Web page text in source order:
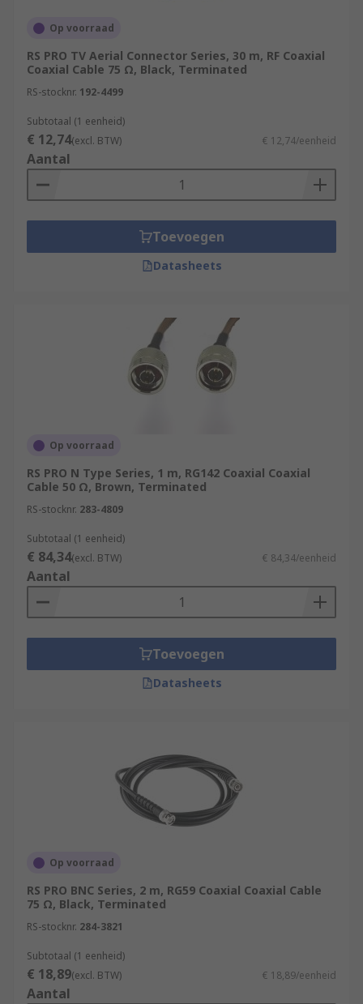
Op voorraad
RS PRO TV Aerial Connector Series, 30 m, RF Coaxial
Coaxial Cable 75 Ω, Black, Terminated
RS-stocknr. 192-4499
Subtotaal (1 eenheid)
€ 12,74(excl. BTW) € 12,74/eenheid
Aantal
Toevoegen
Datasheets
Op voorraad
RS PRO N Type Series, 1 m, RG142 Coaxial Coaxial
Cable 50 Ω, Brown, Terminated
RS-stocknr. 283-4809
Subtotaal (1 eenheid)
€ 84,34(excl. BTW) € 84,34/eenheid
Aantal
Toevoegen
Datasheets
Op voorraad
RS PRO BNC Series, 2 m, RG59 Coaxial Coaxial Cable
75 Ω, Black, Terminated
RS-stocknr. 284-3821
Subtotaal (1 eenheid)
€ 18,89(excl. BTW) € 18,89/eenheid
Aantal